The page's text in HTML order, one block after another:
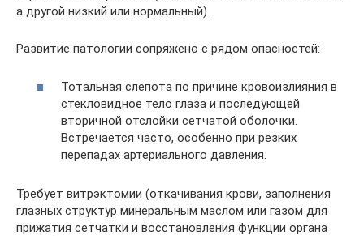
а другой низкий или нормальный).
Развитие патологии сопряжено с рядом опасностей:
Тотальная слепота по причине кровоизлияния в
стекловидное тело глаза и последующей
вторичной отслойки сетчатой оболочки.
Встречается часто, особенно при резких
перепадах артериального давления.
Требует витрэктомии (откачивания крови, заполнения
глазных структур минеральным маслом или газом для
прижатия сетчатки и восстановления функции органа